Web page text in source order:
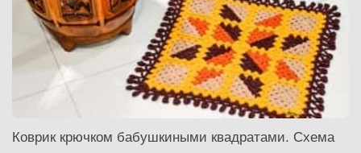
Коврик крючком бабушкиными квадратами. Схема